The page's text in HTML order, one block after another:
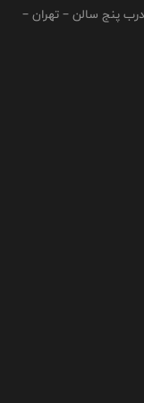
پنج سالن – تهران –